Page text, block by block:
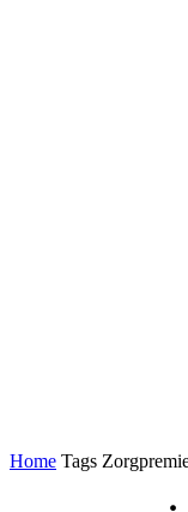
Home Tags